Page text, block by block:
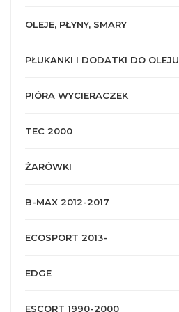
OLEJE, PŁYNY, SMARY
PŁUKANKI I DODATKI DO OLEJU
PIÓRA WYCIERACZEK
TEC 2000
ŻARÓWKI
B-MAX 2012-2017
ECOSPORT 2013-
EDGE
ESCORT 1990-2000